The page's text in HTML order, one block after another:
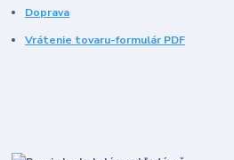
Doprava
Vrátenie tovaru-formulár PDF